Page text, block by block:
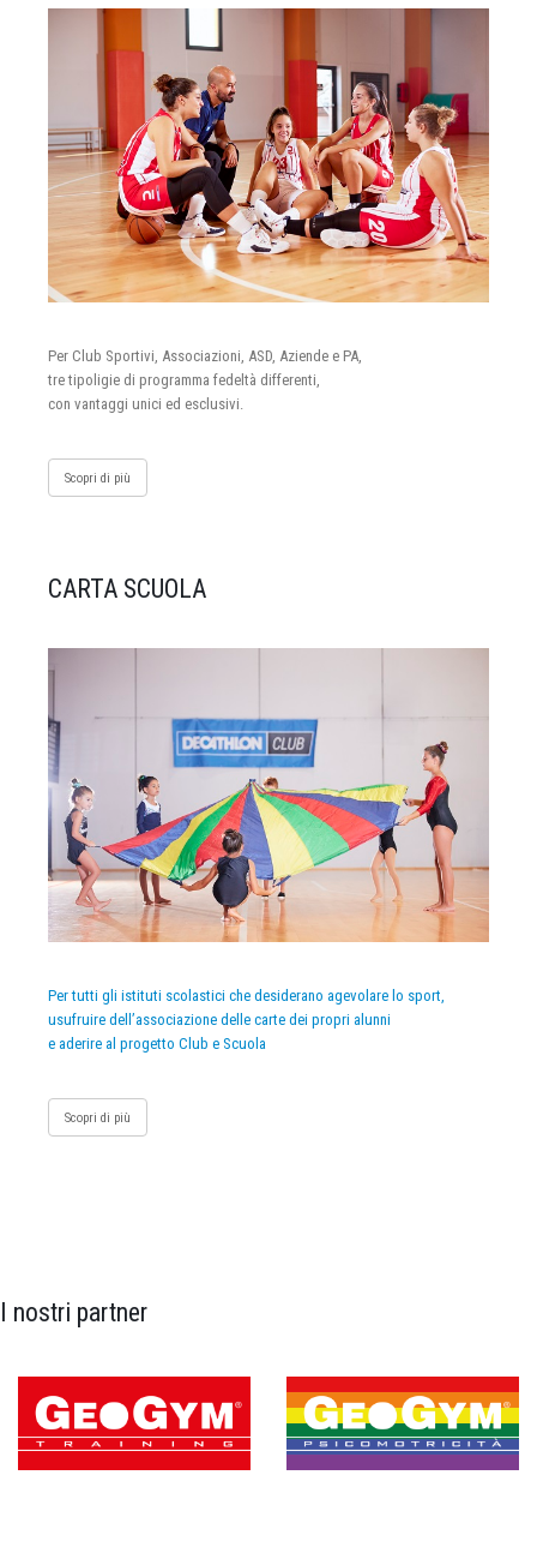
Per Club Sportivi, Associazioni, ASD, Aziende e PA,
tre tipoligie di programma fedeltà differenti,
con vantaggi unici ed esclusivi.
Scopri di più
CARTA SCUOLA
Per tutti gli istituti scolastici che desiderano agevolare lo sport,
usufruire dell’associazione delle carte dei propri alunni
e aderire al progetto Club e Scuola
Scopri di più
I nostri partner